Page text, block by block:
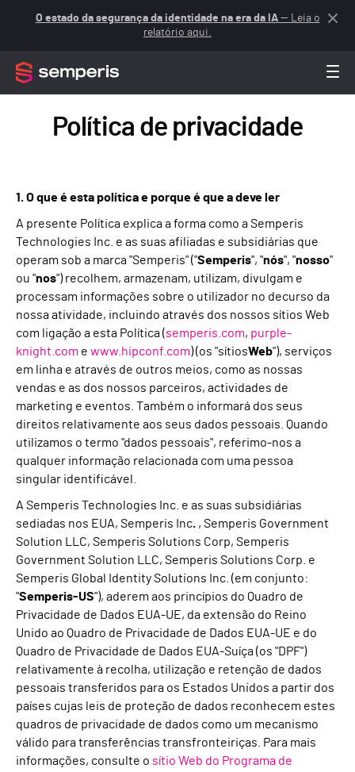
O estado da segurança da identidade na era da IA— Leia o
relatório aqui.
Política de privacidade
1. O que é esta política e porque é que a deve ler
A presente Política explica a forma como a Semperis
Technologies Inc. e as suas afiliadas e subsidiárias que
operam sob a marca "Semperis" ("Semperis", "nós", "nosso"
ou "nos") recolhem, armazenam, utilizam, divulgam e
processam informações sobre o utilizador no decurso da
nossa atividade, incluindo através dos nossos sítios Web
com ligação a esta Política (semperis.com, purple-
knight.com e www.hipconf.com) (os "sítiosWeb"), serviços
em linha e através de outros meios, como as nossas
vendas e as dos nossos parceiros, actividades de
marketing e eventos. Também o informará dos seus
direitos relativamente aos seus dados pessoais. Quando
utilizamos o termo "dados pessoais", referimo-nos a
qualquer informação relacionada com uma pessoa
singular identificável.
A Semperis Technologies Inc. e as suas subsidiárias
sediadas nos EUA, Semperis Inc. , Semperis Government
Solution LLC, Semperis Solutions Corp, Semperis
Government Solution LLC, Semperis Solutions Corp. e
Semperis Global Identity Solutions Inc. (em conjunto:
"Semperis-US"), aderem aos princípios do Quadro de
Privacidade de Dados EUA-UE, da extensão do Reino
Unido ao Quadro de Privacidade de Dados EUA-UE e do
Quadro de Privacidade de Dados EUA-Suíça (os "DPF")
relativamente à recolha, utilização e retenção de dados
pessoais transferidos para os Estados Unidos a partir dos
países cujas leis de proteção de dados reconhecem estes
quadros de privacidade de dados como um mecanismo
válido para transferências transfronteiriças. Para mais
informações, consulte o sítio Web do Programa de